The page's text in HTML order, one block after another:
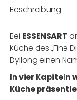
Beschreibung
Bei ESSENSART
Küche des „Fine
Dyllong einen
In vier Kapiteln
Küche